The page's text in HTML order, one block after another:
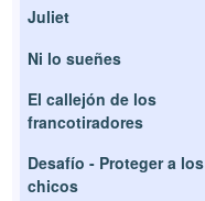
Juliet
Ni lo sueñes
El callejón de los
francotiradores
Desafío - Proteger a los
chicos